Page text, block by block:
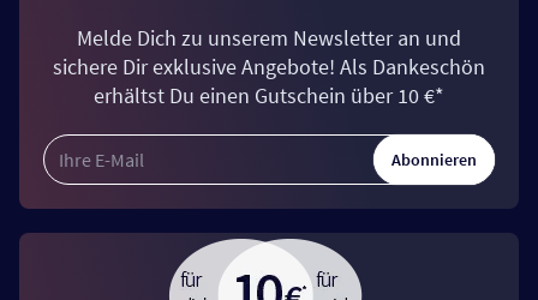
Melde Dich zu unserem Newsletter an und
sichere Dir exklusive Angebote! Als Dankeschön
erhältst Du einen Gutschein über 10 €*
Abonnieren